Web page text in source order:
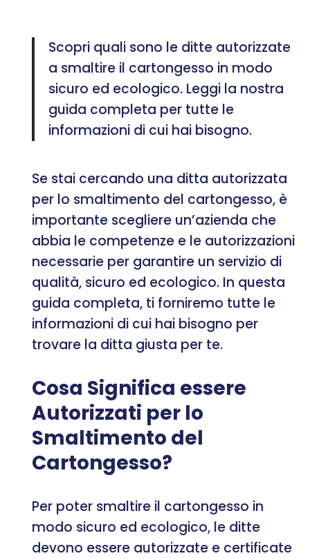
Scopri quali sono le ditte autorizzate
a smaltire il cartongesso in modo
sicuro ed ecologico. Leggi la nostra
guida completa per tutte le
informazioni di cui hai bisogno.
Se stai cercando una ditta autorizzata
per lo smaltimento del cartongesso, è
importante scegliere un’azienda che
abbia le competenze e le autorizzazioni
necessarie per garantire un servizio di
qualità, sicuro ed ecologico. In questa
guida completa, ti forniremo tutte le
informazioni di cui hai bisogno per
trovare la ditta giusta per te.
Cosa Significa essere
Autorizzati per lo
Smaltimento del
Cartongesso?
Per poter smaltire il cartongesso in
modo sicuro ed ecologico, le ditte
devono essere autorizzate e certificate